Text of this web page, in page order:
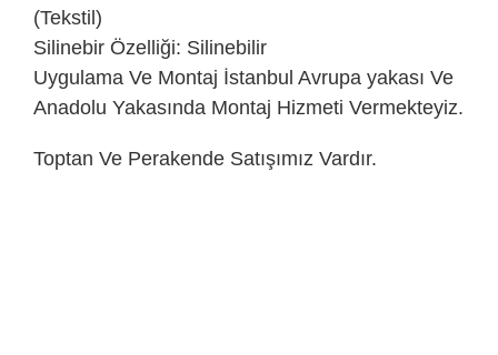
(Tekstil)
Silinebir Özelliği: Silinebilir
Uygulama Ve Montaj İstanbul Avrupa yakası Ve
Anadolu Yakasında Montaj Hizmeti Vermekteyiz.
Toptan Ve Perakende Satışımız Vardır.